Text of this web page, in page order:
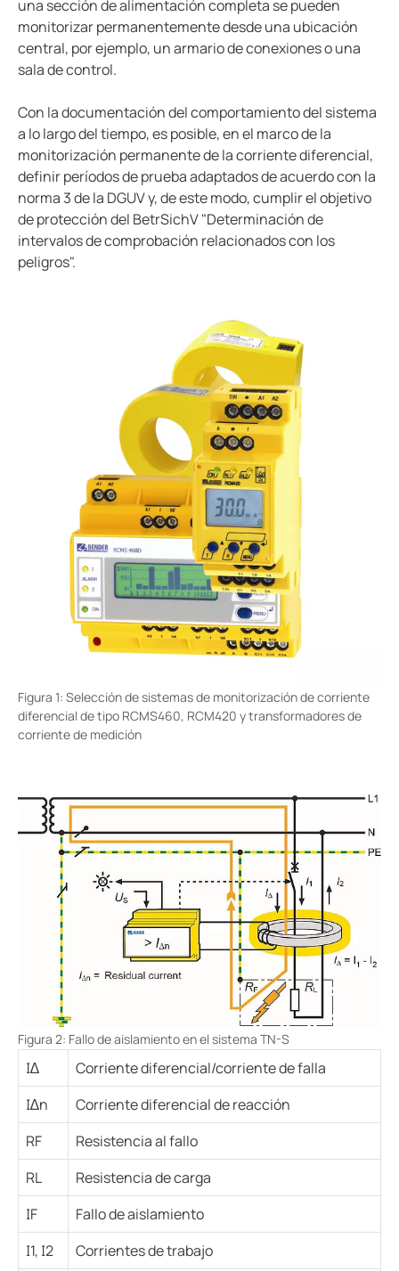
una sección de alimentación completa se pueden
monitorizar permanentemente desde una ubicación
central, por ejemplo, un armario de conexiones o una
sala de control.
Con la documentación del comportamiento del sistema
a lo largo del tiempo, es posible, en el marco de la
monitorización permanente de la corriente diferencial,
definir períodos de prueba adaptados de acuerdo con la
norma 3 de la DGUV y, de este modo, cumplir el objetivo
de protección del BetrSichV "Determinación de
intervalos de comprobación relacionados con los
peligros".
Figura 1: Selección de sistemas de monitorización de corriente
diferencial de tipo RCMS460, RCM420 y transformadores de
corriente de medición
Figura 2: Fallo de aislamiento en el sistema TN-S
I∆
Corriente diferencial/corriente de falla
I∆n
Corriente diferencial de reacción
RF
Resistencia al fallo
RL
Resistencia de carga
IF
Fallo de aislamiento
I1, I2
Corrientes de trabajo